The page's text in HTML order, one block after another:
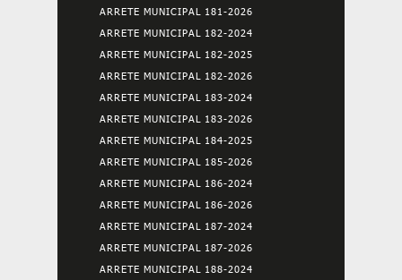
ARRETE MUNICIPAL 181-2026
ARRETE MUNICIPAL 182-2024
ARRETE MUNICIPAL 182-2025
ARRETE MUNICIPAL 182-2026
ARRETE MUNICIPAL 183-2024
ARRETE MUNICIPAL 183-2026
ARRETE MUNICIPAL 184-2025
ARRETE MUNICIPAL 185-2026
ARRETE MUNICIPAL 186-2024
ARRETE MUNICIPAL 186-2026
ARRETE MUNICIPAL 187-2024
ARRETE MUNICIPAL 187-2026
ARRETE MUNICIPAL 188-2024